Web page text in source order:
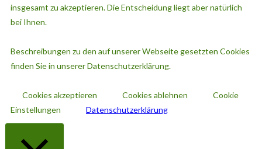
insgesamt zu akzeptieren. Die Entscheidung liegt aber natürlich
bei Ihnen.
Beschreibungen zu den auf unserer Webseite gesetzten Cookies
finden Sie in unserer Datenschutzerklärung.
Cookies akzeptieren Cookies ablehnen
Cookie
Einstellungen
Datenschutzerklärung